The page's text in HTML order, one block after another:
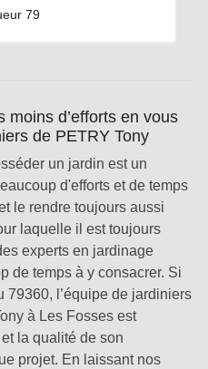
79
moins d’efforts en vous
de PETRY Tony
un jardin est un
d'efforts et de temps
le rendre toujours aussi
laquelle il est toujours
experts en jardinage
de temps à y consacrer. Si
l’équipe de jardiniers
à Les Fosses est
la qualité de son
projet. En laissant nos